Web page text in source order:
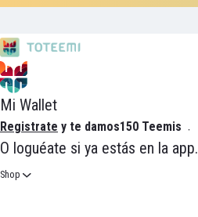
Mi Wallet
Registrate y te damos150 Teemis
O loguéate si ya estás en la app.
Shop